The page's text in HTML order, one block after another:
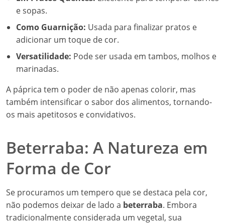
e sopas.
Como Guarnição: Usada para finalizar pratos e
adicionar um toque de cor.
Versatilidade: Pode ser usada em tambos, molhos e
marinadas.
A páprica tem o poder de não apenas colorir, mas
também intensificar o sabor dos alimentos, tornando-
os mais apetitosos e convidativos.
Beterraba: A Natureza em
Forma de Cor
Se procuramos um tempero que se destaca pela cor,
não podemos deixar de lado a beterraba. Embora
tradicionalmente considerada um vegetal, sua